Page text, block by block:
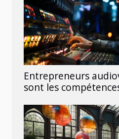
Entrepreneurs
sont les